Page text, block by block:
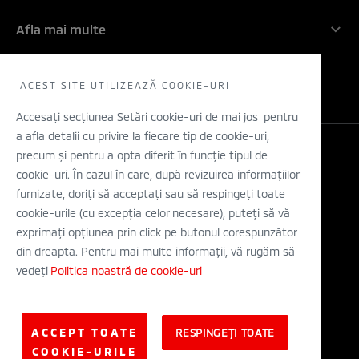
Inovatie
Electric
Concept cars
Stiri
Afla mai multe
Solicita un TEST DRIVE
Retea dealeri
Descarca o brosura
Configurator
Legal si Protectia Datelor cu Caracter Personal
Termeni si conditii
A.N.P.C.
Eticheta Europeana a Anvelopelor
Solutionarea alternativa a litigiilor
Solutionarea online a litigiilor
ACEST SITE UTILIZEAZĂ COOKIE-URI
Accesați secțiunea Setări cookie-uri de mai jos pentru
a afla detalii cu privire la fiecare tip de cookie-uri,
precum și pentru a opta diferit în funcție tipul de
cookie-uri. În cazul în care, după revizuirea informațiilor
furnizate, doriți să acceptați sau să respingeți toate
cookie-urile (cu excepția celor necesare), puteți să vă
exprimați opțiunea prin click pe butonul corespunzător
din dreapta. Pentru mai multe informații, vă rugăm să
vedeți Politica noastră de cookie-uri
ACCEPT TOATE
COOKIE-URILE
RESPINGEȚI TOATE